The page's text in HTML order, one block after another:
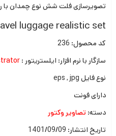
تصویرسازی فلت شش نوع چمدان با
luggage realistic set
کد محصول: 236
سازگار با نرم افزار: ایلستریتور :
نوع فایل eps , jpg
دارای فونت
دسته: تصاویر وکتور
تاریخ انتشار: 1401/09/09